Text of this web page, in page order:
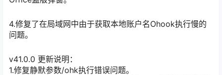
4.修复了在局域网中由于获取本地账户名Ohook执行慢的
问题。
v41.0.0 更新说明：
1.修复静默参数/ohk执行错误问题。